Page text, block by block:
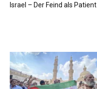
Israel – Der Feind als Patient